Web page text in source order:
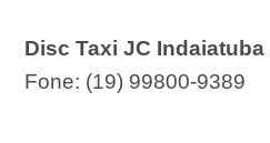
Disc Taxi JC Indaiatuba
Fone: (19) 99800-9389